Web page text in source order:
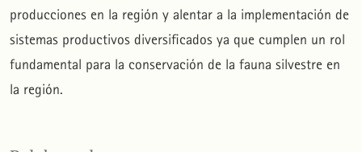
producciones en la región y alentar a la implementación de
sistemas productivos diversificados ya que cumplen un rol
fundamental para la conservación de la fauna silvestre en
la región.